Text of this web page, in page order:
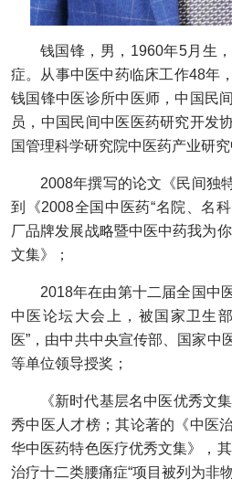
钱国锋，男，1960年5月生
症。从事中医中药临床工作48年
钱国锋中医诊所中医师，中国民
员，中国民间中医医药研究开发
国管理科学研究院中医药产业研究
2008年撰写的论文《民间
到《2008全国中医药“名院、名
厂品牌发展战略暨中医中药我为
文集》；
2018年在由第十二届全国中
中医论坛大会上，被国家卫生
医”，由中共中央宣传部、国家中
等单位领导授奖；
《新时代基层名中医优秀文
秀中医人才榜；其论著的《中医
华中医药特色医疗优秀文集》，
治疗十二类腰痛症“项目被列为非